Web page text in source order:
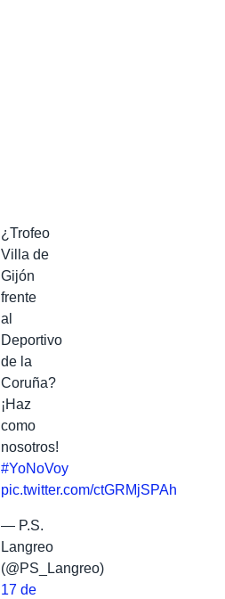
¿Trofeo
Villa de
Gijón
frente
al
Deportivo
de la
Coruña?
¡Haz
como
nosotros!
#YoNoVoy
pic.twitter.com/ctGRMjSPAh
— P.S.
Langreo
(@PS_Langreo)
17 de